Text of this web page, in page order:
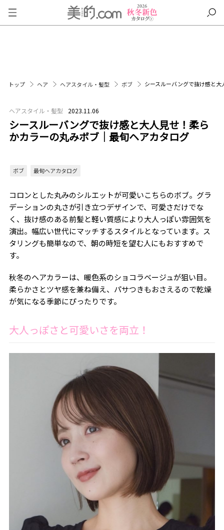
トップ ヘア ヘアスタイル・髪型 ボブ シースルーバングで抜け感と
ヘアスタイル・髪型 2023.11.06
シースルーバングで抜け感と大人見せ！柔ら
かカラーの丸みボブ｜最旬ヘアカタログ
ボブ 最旬ヘアカタログ
コロンとした丸みのシルエットが可愛いこちらのボブ。グラ
デーションの丸さが引き立つデザインで、可愛さだけでな
く、抜け感のある前髪と軽い質感により大人っぽい雰囲気を
演出。幅広い世代にマッチするスタイルとなっています。ス
タリングも簡単なので、朝の時短を望む人にもおすすめで
す。
秋冬のヘアカラーは、暖色系のショコラベージュが狙い目。
柔らかさとツヤ感を兼ね備え、パサつきもおさえるので乾燥
が気になる季節にぴったりです。
大人っぽさと可愛いさを両立！